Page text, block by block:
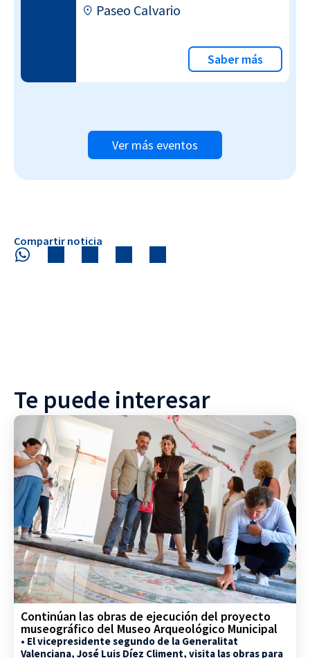
Paseo Calvario
Saber más
Ver más eventos
Compartir noticia
Te puede interesar
Continúan las obras de ejecución del proyecto
museográfico del Museo Arqueológico Municipal
• El vicepresidente segundo de la Generalitat
Valenciana, José Luis Díez Climent, visita las obras para